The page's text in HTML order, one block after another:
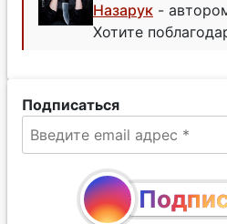
Назарук -
Хотите
Подписаться